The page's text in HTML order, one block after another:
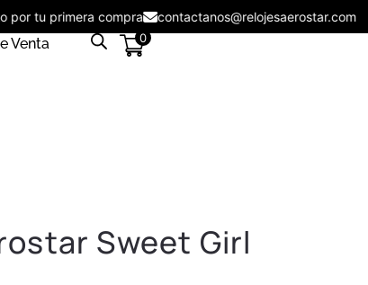
por tu primera compra
Venta 0
Sweet Girl